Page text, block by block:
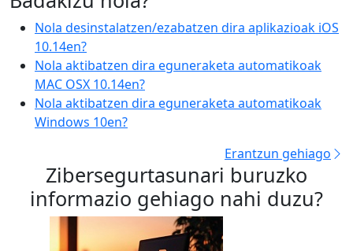
Nola desinstalatzen/ezabatzen dira aplikazioak iOS
10.14en?
Nola aktibatzen dira eguneraketa automatikoak
MAC OSX 10.14en?
Nola aktibatzen dira eguneraketa automatikoak
Windows 10en?
Erantzun gehiago
Zibersegurtasunari buruzko
informazio gehiago nahi duzu?